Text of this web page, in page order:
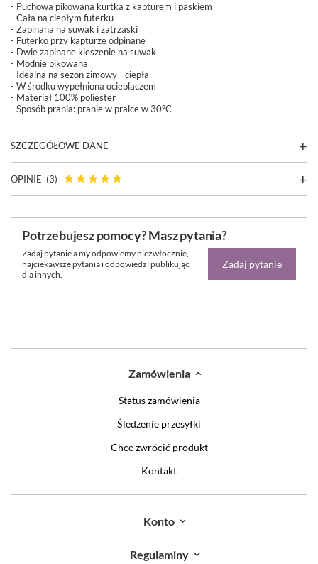
- Puchowa pikowana kurtka z kapturem i paskiem
- Cała na ciepłym futerku
- Zapinana na suwak i zatrzaski
- Futerko przy kapturze odpinane
- Dwie zapinane kieszenie na suwak
- Modnie pikowana
- Idealna na sezon zimowy - ciepła
- W środku wypełniona ocieplaczem
- Materiał 100% poliester
- Sposób prania: pranie w pralce w 30°C
SZCZEGÓŁOWE DANE
OPINIE (3)
Potrzebujesz pomocy? Masz pytania?
Zadaj pytanie a my odpowiemy niezwłocznie,
najciekawsze pytania i odpowiedzi publikując
dla innych.
Zadaj pytanie
Zamówienia
Status zamówienia
Śledzenie przesyłki
Chcę zwrócić produkt
Kontakt
Konto
Regulaminy